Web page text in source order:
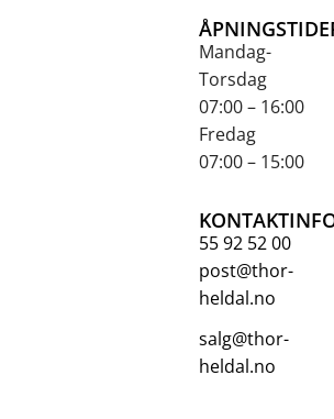
Mandag-
Torsdag
07:00 – 16:00
Fredag
07:00 – 15:00
55 92 52 00
post@thor-
heldal.no
salg@thor-
heldal.no